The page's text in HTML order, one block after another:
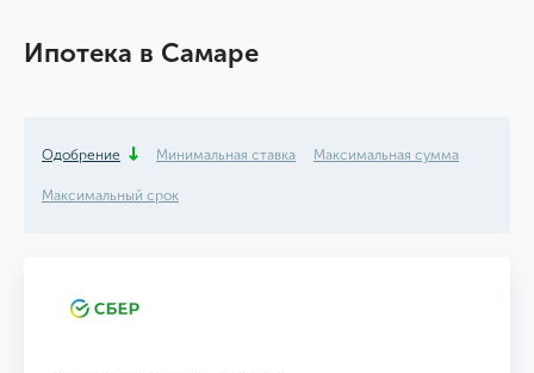
Ипотека в Самаре
Одобрение Минимальная ставка Максимальная сумма
Максимальный срок